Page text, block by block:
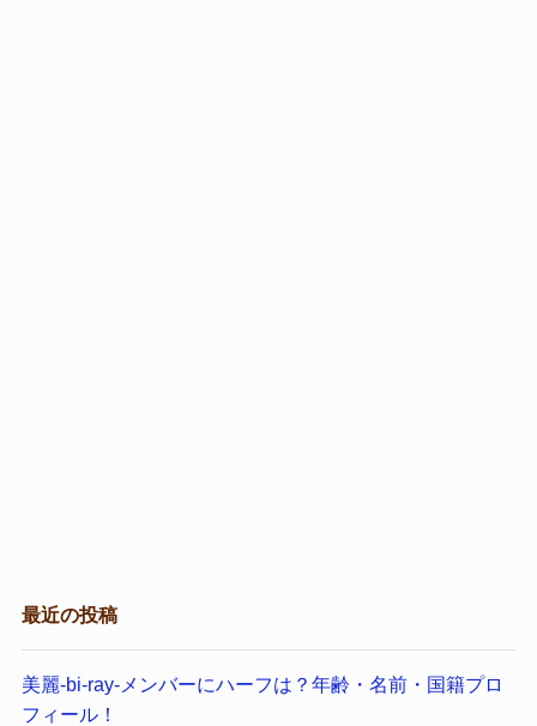
最近の投稿
美麗-bi-ray-メンバーにハーフは？年齢・名前・国籍プロ
フィール！